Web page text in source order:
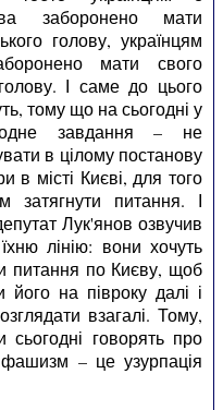
заборонено мати
голову, українцям
мати свого
І саме до цього
тому що на сьогодні у
завдання – не
в цілому постанову
в місті Києві, для того
затягнути питання. І
Лук'янов озвучив
лінію: вони хочуть
питання по Києву, щоб
його на півроку далі і
взагалі. Тому,
сьогодні говорять про
– це узурпація